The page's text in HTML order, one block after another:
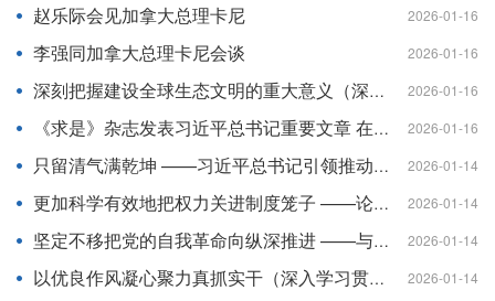
赵乐际会见加拿大总理卡尼 2026-01-16
李强同加拿大总理卡尼会谈 2026-01-16
深刻把握建设全球生态文明的重大意义（深入学习贯彻习近平新时代中国特色社会主义思想·原创性概念标识性概念纵横谈） 2026-01-16
《求是》杂志发表习近平总书记重要文章 在中央城市工作会议上的讲话 2026-01-16
只留清气满乾坤 ——习近平总书记引领推动良好风尚建设 2026-01-14
更加科学有效地把权力关进制度笼子 ——论学习贯彻习近平总书记二十届中央纪委五次全会重要讲话精神 2026-01-14
坚定不移把党的自我革命向纵深推进 ——与会同志谈学习贯彻习近平总书记二十届中央纪委五次全会重要讲话精神 2026-01-14
以优良作风凝心聚力真抓实干（深入学习贯彻习近平新时代中国特色社会主义思想） 2026-01-14